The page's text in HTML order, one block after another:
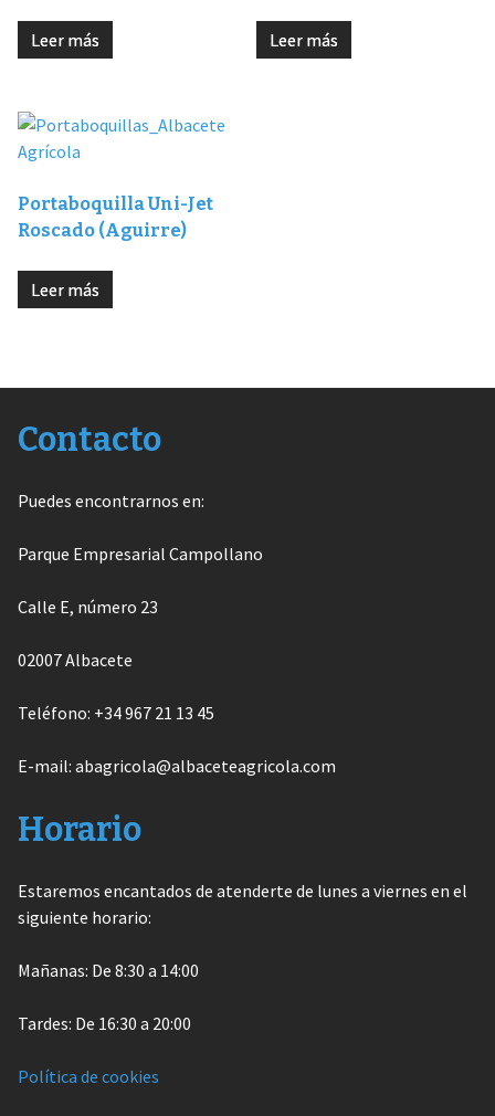
Leer más Leer más
Portaboquilla Uni-Jet
Roscado (Aguirre)
Leer más
Contacto
Puedes encontrarnos en:
Parque Empresarial Campollano
Calle E, número 23
02007 Albacete
Teléfono: +34 967 21 13 45
E-mail: abagricola@albaceteagricola.com
Horario
Estaremos encantados de atenderte de lunes a viernes en el
siguiente horario:
Mañanas: De 8:30 a 14:00
Tardes: De 16:30 a 20:00
Política de cookies